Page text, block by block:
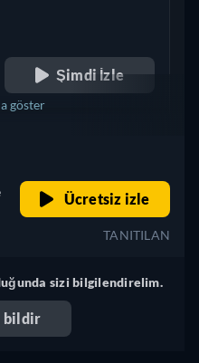
Şimdi İzle
göster
Ücretsiz izle
TANITILAN
sizi bilgilendirelim.
bildir